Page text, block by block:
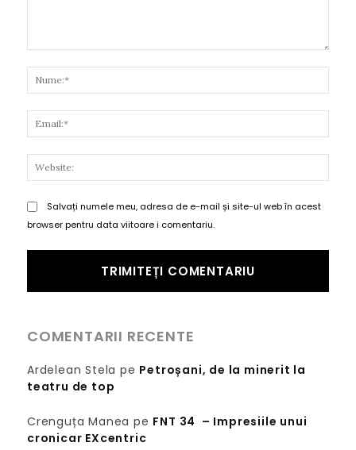
Salvați numele meu, adresa de e-mail și site-ul web în acest
browser pentru data viitoare i comentariu.
COMENTARII RECENTE
Ardelean Stela pe Petroșani, de la minerit la
teatru de top
Crenguța Manea pe FNT 34 – Impresiile unui
cronicar EXcentric